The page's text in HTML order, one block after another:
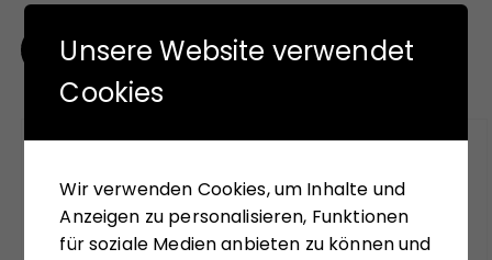
S
e
t
… 27 NÄCHSTER
So Zu Sagen – Unsere Gedanken hören!
Unsere Website verwendet
Cookies
Wir verwenden Cookies, um Inhalte und
Anzeigen zu personalisieren, Funktionen
für soziale Medien anbieten zu können und